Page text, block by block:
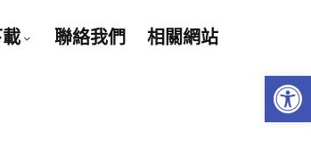
聯絡我們 相關網站